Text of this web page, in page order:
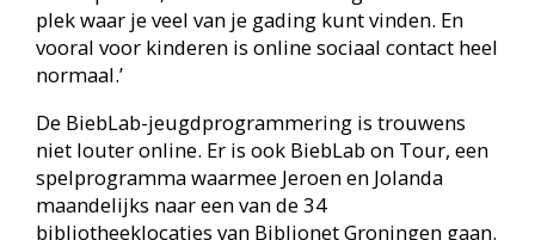
verdient een compliment omdat Jeroen en ik de
gelegenheid hebben gekregen onze ideeën in
praktijk te brengen.
werk?” wordt ons soms gevraagd. Jeroen en ik
hebben inderdaad veel plezier in ons werk, en
misschien is dat terug te zien in het eindresultaat.
We hebben de ruimte gekregen om te leren door
te doen. Eigenlijk zijn we, zonder ervaring, gestart